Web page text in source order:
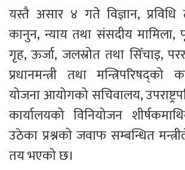
यस्तै असार ४ गते विज्ञान, प्रविधि
कानुन, न्याय तथा संसदीय मामिला,
गृह, ऊर्जा, जलस्रोत तथा सिँचाइ,
प्रधानमन्त्री तथा मन्त्रिपरिषद्को
योजना आयोगको सचिवालय,
कार्यालयको विनियोजन
उठेका प्रश्नको जवाफ सम्बन्धित
तय भएको छ।